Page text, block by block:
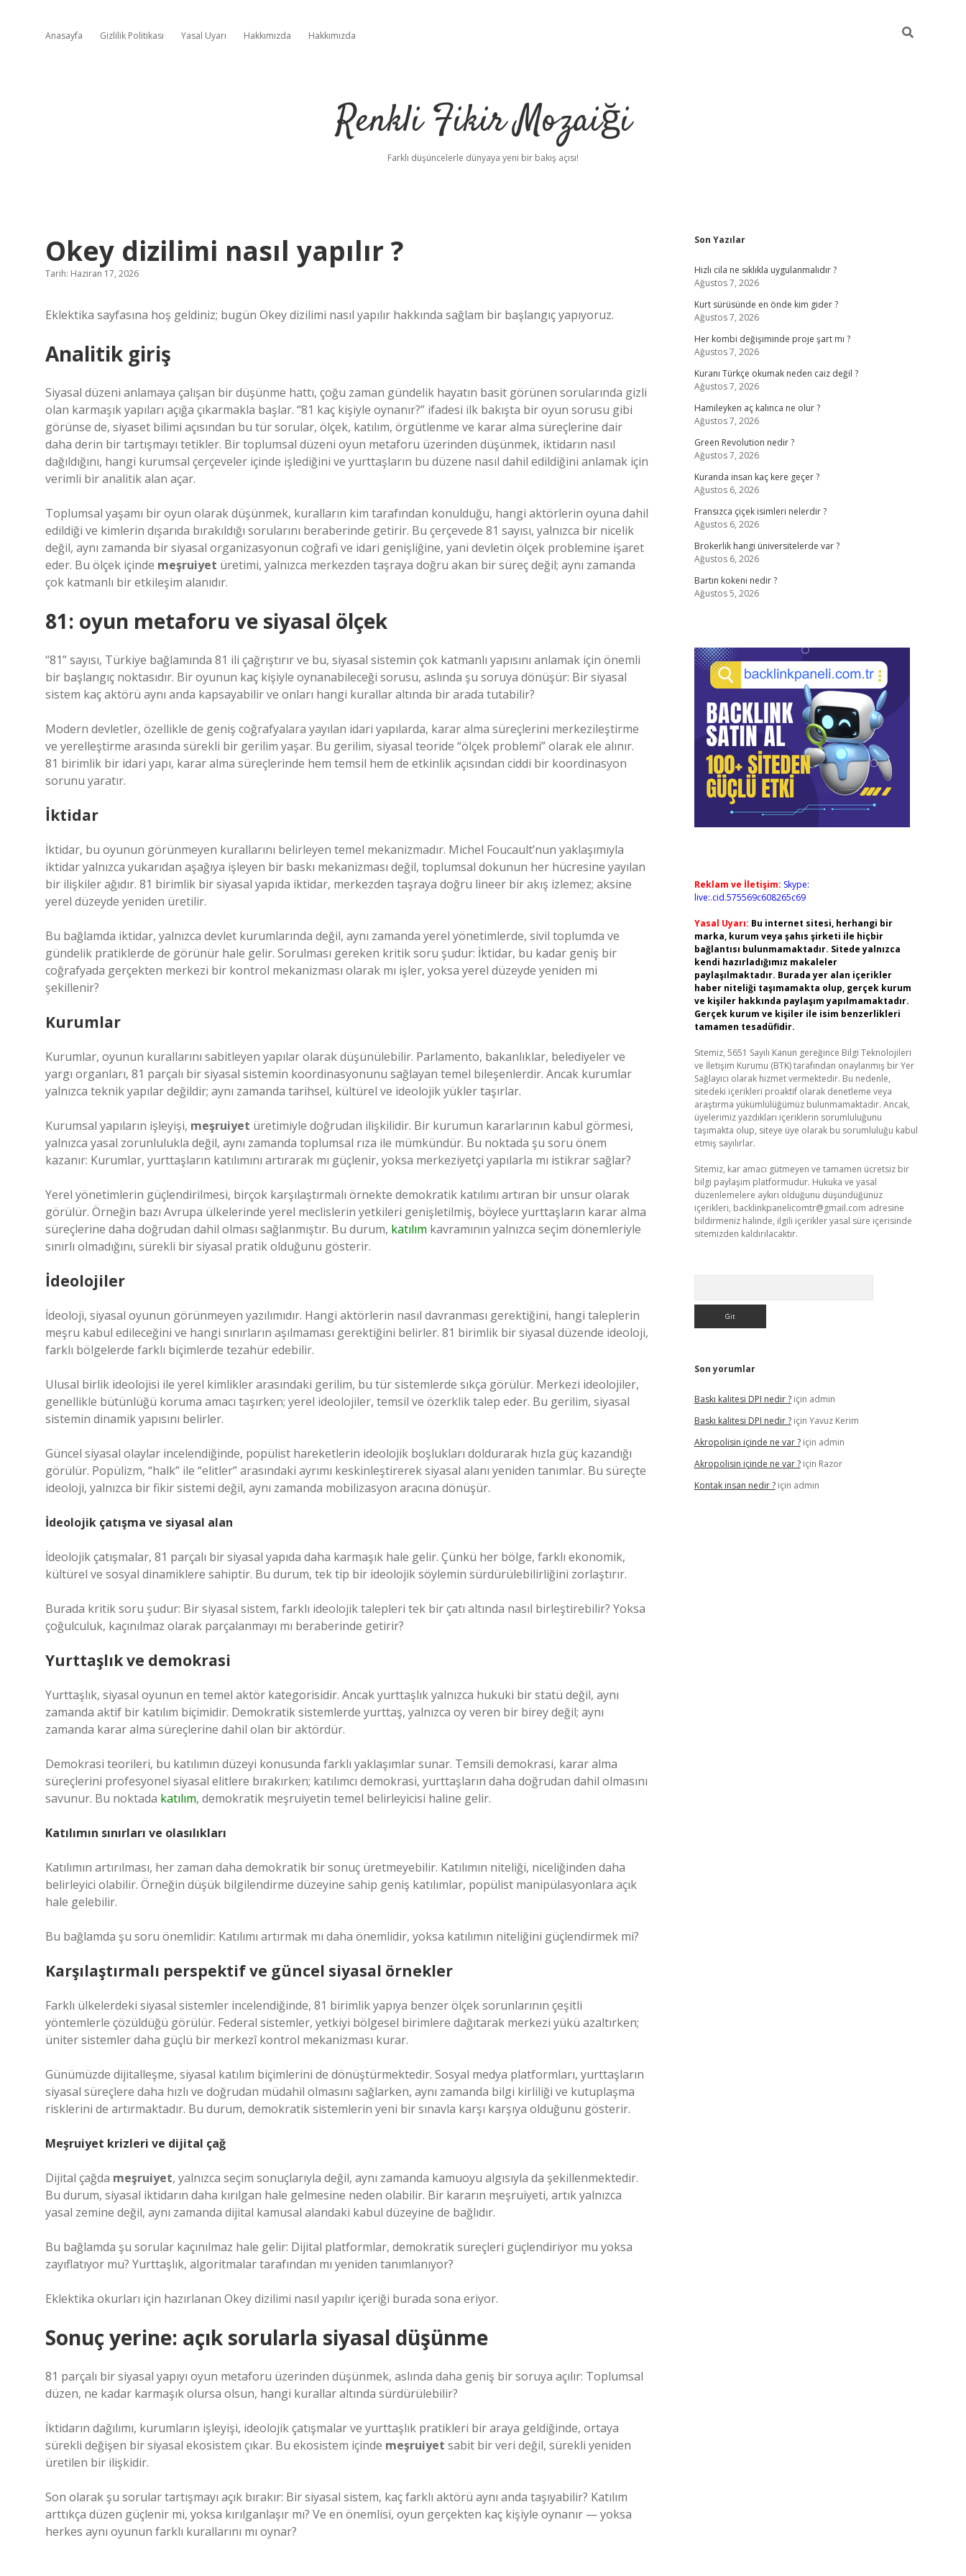
Anasayfa Gizlilik Politikası Yasal Uyarı Hakkımızda Hakkımızda
Renkli Fikir Mozaiği
Farklı düşüncelerle dünyaya yeni bir bakış açısı!
Okey dizilimi nasıl yapılır ?
Tarih: Haziran 17, 2026
Eklektika sayfasına hoş geldiniz; bugün Okey dizilimi nasıl yapılır hakkında sağlam bir başlangıç yapıyoruz.
Analitik giriş
Siyasal düzeni anlamaya çalışan bir düşünme hattı, çoğu zaman gündelik hayatın basit görünen sorularında gizli
olan karmaşık yapıları açığa çıkarmakla başlar. “81 kaç kişiyle oynanır?” ifadesi ilk bakışta bir oyun sorusu gibi
görünse de, siyaset bilimi açısından bu tür sorular, ölçek, katılım, örgütlenme ve karar alma süreçlerine dair
daha derin bir tartışmayı tetikler. Bir toplumsal düzeni oyun metaforu üzerinden düşünmek, iktidarın nasıl
dağıldığını, hangi kurumsal çerçeveler içinde işlediğini ve yurttaşların bu düzene nasıl dahil edildiğini anlamak için
verimli bir analitik alan açar.
Toplumsal yaşamı bir oyun olarak düşünmek, kuralların kim tarafından konulduğu, hangi aktörlerin oyuna dahil
edildiği ve kimlerin dışarıda bırakıldığı sorularını beraberinde getirir. Bu çerçevede 81 sayısı, yalnızca bir nicelik
değil, aynı zamanda bir siyasal organizasyonun coğrafi ve idari genişliğine, yani devletin ölçek problemine işaret
eder. Bu ölçek içinde meşruiyet üretimi, yalnızca merkezden taşraya doğru akan bir süreç değil; aynı zamanda
çok katmanlı bir etkileşim alanıdır.
81: oyun metaforu ve siyasal ölçek
“81” sayısı, Türkiye bağlamında 81 ili çağrıştırır ve bu, siyasal sistemin çok katmanlı yapısını anlamak için önemli
bir başlangıç noktasıdır. Bir oyunun kaç kişiyle oynanabileceği sorusu, aslında şu soruya dönüşür: Bir siyasal
sistem kaç aktörü aynı anda kapsayabilir ve onları hangi kurallar altında bir arada tutabilir?
Modern devletler, özellikle de geniş coğrafyalara yayılan idari yapılarda, karar alma süreçlerini merkezileştirme
ve yerelleştirme arasında sürekli bir gerilim yaşar. Bu gerilim, siyasal teoride “ölçek problemi” olarak ele alınır.
81 birimlik bir idari yapı, karar alma süreçlerinde hem temsil hem de etkinlik açısından ciddi bir koordinasyon
sorunu yaratır.
İktidar
İktidar, bu oyunun görünmeyen kurallarını belirleyen temel mekanizmadır. Michel Foucault’nun yaklaşımıyla
iktidar yalnızca yukarıdan aşağıya işleyen bir baskı mekanizması değil, toplumsal dokunun her hücresine yayılan
bir ilişkiler ağıdır. 81 birimlik bir siyasal yapıda iktidar, merkezden taşraya doğru lineer bir akış izlemez; aksine
yerel düzeyde yeniden üretilir.
Bu bağlamda iktidar, yalnızca devlet kurumlarında değil, aynı zamanda yerel yönetimlerde, sivil toplumda ve
gündelik pratiklerde de görünür hale gelir. Sorulması gereken kritik soru şudur: İktidar, bu kadar geniş bir
coğrafyada gerçekten merkezi bir kontrol mekanizması olarak mı işler, yoksa yerel düzeyde yeniden mi
şekillenir?
Kurumlar
Kurumlar, oyunun kurallarını sabitleyen yapılar olarak düşünülebilir. Parlamento, bakanlıklar, belediyeler ve
yargı organları, 81 parçalı bir siyasal sistemin koordinasyonunu sağlayan temel bileşenlerdir. Ancak kurumlar
yalnızca teknik yapılar değildir; aynı zamanda tarihsel, kültürel ve ideolojik yükler taşırlar.
Kurumsal yapıların işleyişi, meşruiyet üretimiyle doğrudan ilişkilidir. Bir kurumun kararlarının kabul görmesi,
yalnızca yasal zorunlulukla değil, aynı zamanda toplumsal rıza ile mümkündür. Bu noktada şu soru önem
kazanır: Kurumlar, yurttaşların katılımını artırarak mı güçlenir, yoksa merkeziyetçi yapılarla mı istikrar sağlar?
Yerel yönetimlerin güçlendirilmesi, birçok karşılaştırmalı örnekte demokratik katılımı artıran bir unsur olarak
görülür. Örneğin bazı Avrupa ülkelerinde yerel meclislerin yetkileri genişletilmiş, böylece yurttaşların karar alma
süreçlerine daha doğrudan dahil olması sağlanmıştır. Bu durum, katılım kavramının yalnızca seçim dönemleriyle
sınırlı olmadığını, sürekli bir siyasal pratik olduğunu gösterir.
İdeolojiler
İdeoloji, siyasal oyunun görünmeyen yazılımıdır. Hangi aktörlerin nasıl davranması gerektiğini, hangi taleplerin
meşru kabul edileceğini ve hangi sınırların aşılmaması gerektiğini belirler. 81 birimlik bir siyasal düzende ideoloji,
farklı bölgelerde farklı biçimlerde tezahür edebilir.
Ulusal birlik ideolojisi ile yerel kimlikler arasındaki gerilim, bu tür sistemlerde sıkça görülür. Merkezi ideolojiler,
genellikle bütünlüğü koruma amacı taşırken; yerel ideolojiler, temsil ve özerklik talep eder. Bu gerilim, siyasal
sistemin dinamik yapısını belirler.
Güncel siyasal olaylar incelendiğinde, popülist hareketlerin ideolojik boşlukları doldurarak hızla güç kazandığı
görülür. Popülizm, “halk” ile “elitler” arasındaki ayrımı keskinleştirerek siyasal alanı yeniden tanımlar. Bu süreçte
ideoloji, yalnızca bir fikir sistemi değil, aynı zamanda mobilizasyon aracına dönüşür.
İdeolojik çatışma ve siyasal alan
İdeolojik çatışmalar, 81 parçalı bir siyasal yapıda daha karmaşık hale gelir. Çünkü her bölge, farklı ekonomik,
kültürel ve sosyal dinamiklere sahiptir. Bu durum, tek tip bir ideolojik söylemin sürdürülebilirliğini zorlaştırır.
Burada kritik soru şudur: Bir siyasal sistem, farklı ideolojik talepleri tek bir çatı altında nasıl birleştirebilir? Yoksa
çoğulculuk, kaçınılmaz olarak parçalanmayı mı beraberinde getirir?
Yurttaşlık ve demokrasi
Yurttaşlık, siyasal oyunun en temel aktör kategorisidir. Ancak yurttaşlık yalnızca hukuki bir statü değil, aynı
zamanda aktif bir katılım biçimidir. Demokratik sistemlerde yurttaş, yalnızca oy veren bir birey değil; aynı
zamanda karar alma süreçlerine dahil olan bir aktördür.
Demokrasi teorileri, bu katılımın düzeyi konusunda farklı yaklaşımlar sunar. Temsili demokrasi, karar alma
süreçlerini profesyonel siyasal elitlere bırakırken; katılımcı demokrasi, yurttaşların daha doğrudan dahil olmasını
savunur. Bu noktada katılım, demokratik meşruiyetin temel belirleyicisi haline gelir.
Katılımın sınırları ve olasılıkları
Katılımın artırılması, her zaman daha demokratik bir sonuç üretmeyebilir. Katılımın niteliği, niceliğinden daha
belirleyici olabilir. Örneğin düşük bilgilendirme düzeyine sahip geniş katılımlar, popülist manipülasyonlara açık
hale gelebilir.
Bu bağlamda şu soru önemlidir: Katılımı artırmak mı daha önemlidir, yoksa katılımın niteliğini güçlendirmek mi?
Karşılaştırmalı perspektif ve güncel siyasal örnekler
Farklı ülkelerdeki siyasal sistemler incelendiğinde, 81 birimlik yapıya benzer ölçek sorunlarının çeşitli
yöntemlerle çözüldüğü görülür. Federal sistemler, yetkiyi bölgesel birimlere dağıtarak merkezi yükü azaltırken;
üniter sistemler daha güçlü bir merkezî kontrol mekanizması kurar.
Günümüzde dijitalleşme, siyasal katılım biçimlerini de dönüştürmektedir. Sosyal medya platformları, yurttaşların
siyasal süreçlere daha hızlı ve doğrudan müdahil olmasını sağlarken, aynı zamanda bilgi kirliliği ve kutuplaşma
risklerini de artırmaktadır. Bu durum, demokratik sistemlerin yeni bir sınavla karşı karşıya olduğunu gösterir.
Meşruiyet krizleri ve dijital çağ
Dijital çağda meşruiyet, yalnızca seçim sonuçlarıyla değil, aynı zamanda kamuoyu algısıyla da şekillenmektedir.
Bu durum, siyasal iktidarın daha kırılgan hale gelmesine neden olabilir. Bir kararın meşruiyeti, artık yalnızca
yasal zemine değil, aynı zamanda dijital kamusal alandaki kabul düzeyine de bağlıdır.
Bu bağlamda şu sorular kaçınılmaz hale gelir: Dijital platformlar, demokratik süreçleri güçlendiriyor mu yoksa
zayıflatıyor mu? Yurttaşlık, algoritmalar tarafından mı yeniden tanımlanıyor?
Eklektika okurları için hazırlanan Okey dizilimi nasıl yapılır içeriği burada sona eriyor.
Sonuç yerine: açık sorularla siyasal düşünme
81 parçalı bir siyasal yapıyı oyun metaforu üzerinden düşünmek, aslında daha geniş bir soruya açılır: Toplumsal
düzen, ne kadar karmaşık olursa olsun, hangi kurallar altında sürdürülebilir?
İktidarın dağılımı, kurumların işleyişi, ideolojik çatışmalar ve yurttaşlık pratikleri bir araya geldiğinde, ortaya
sürekli değişen bir siyasal ekosistem çıkar. Bu ekosistem içinde meşruiyet sabit bir veri değil, sürekli yeniden
üretilen bir ilişkidir.
Son olarak şu sorular tartışmayı açık bırakır: Bir siyasal sistem, kaç farklı aktörü aynı anda taşıyabilir? Katılım
arttıkça düzen güçlenir mi, yoksa kırılganlaşır mı? Ve en önemlisi, oyun gerçekten kaç kişiyle oynanır — yoksa
herkes aynı oyunun farklı kurallarını mı oynar?
Sidebar
Son Yazılar
Hızlı cila ne sıklıkla uygulanmalıdır ?
Ağustos 7, 2026
Kurt sürüsünde en önde kim gider ?
Ağustos 7, 2026
Her kombi değişiminde proje şart mı ?
Ağustos 7, 2026
Kuranı Türkçe okumak neden caiz değil ?
Ağustos 7, 2026
Hamileyken aç kalınca ne olur ?
Ağustos 7, 2026
Green Revolution nedir ?
Ağustos 7, 2026
Kuranda insan kaç kere geçer ?
Ağustos 6, 2026
Fransızca çiçek isimleri nelerdir ?
Ağustos 6, 2026
Brokerlik hangi üniversitelerde var ?
Ağustos 6, 2026
Bartın kokeni nedir ?
Ağustos 5, 2026
Reklam ve İletişim: Skype:
live:.cid.575569c608265c69
Yasal Uyarı: Bu internet sitesi, herhangi bir
marka, kurum veya şahıs şirketi ile hiçbir
bağlantısı bulunmamaktadır. Sitede yalnızca
kendi hazırladığımız makaleler
paylaşılmaktadır. Burada yer alan içerikler
haber niteliği taşımamakta olup, gerçek kurum
ve kişiler hakkında paylaşım yapılmamaktadır.
Gerçek kurum ve kişiler ile isim benzerlikleri
tamamen tesadüfidir.
Sitemiz, 5651 Sayılı Kanun gereğince Bilgi Teknolojileri
ve İletişim Kurumu (BTK) tarafından onaylanmış bir Yer
Sağlayıcı olarak hizmet vermektedir. Bu nedenle,
sitedeki içerikleri proaktif olarak denetleme veya
araştırma yükümlülüğümüz bulunmamaktadır. Ancak,
üyelerimiz yazdıkları içeriklerin sorumluluğunu
taşımakta olup, siteye üye olarak bu sorumluluğu kabul
etmiş sayılırlar.
Sitemiz, kar amacı gütmeyen ve tamamen ücretsiz bir
bilgi paylaşım platformudur. Hukuka ve yasal
düzenlemelere aykırı olduğunu düşündüğünüz
içerikleri, backlinkpanelicomtr@gmail.com adresine
bildirmeniz halinde, ilgili içerikler yasal süre içerisinde
sitemizden kaldırılacaktır.
Son yorumlar
Baskı kalitesi DPI nedir ?için admin
Baskı kalitesi DPI nedir ?için Yavuz Kerim
Akropolisin içinde ne var ?için admin
Akropolisin içinde ne var ?için Razor
Kontak insan nedir ?için admin